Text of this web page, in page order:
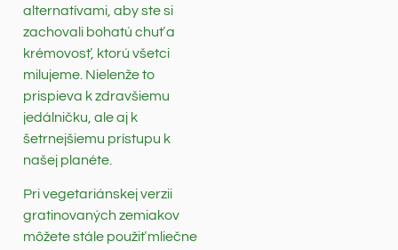
alternatívami, aby ste si
zachovali bohatú chuť a
krémovosť, ktorú všetci
milujeme. Nielenže to
prispieva k zdravšiemu
jedálničku, ale aj k
šetrnejšiemu prístupu k
našej planéte.
Pri vegetariánskej verzii
gratinovaných zemiakov
môžete stále použiť mliečne